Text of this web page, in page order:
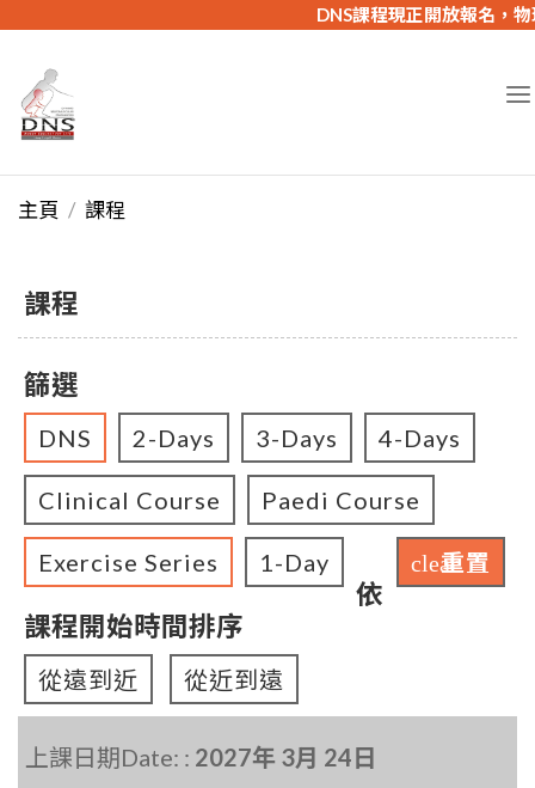
DNS課程現正開放報名，物理
主頁 課程
課程
篩選
DNS 2-Days 3-Days 4-Days
Clinical Course Paedi Course
Exercise Series 1-Day clear重置
依
課程開始時間排序
從遠到近 從近到遠
上課日期Date: : 2027年 3月 24日